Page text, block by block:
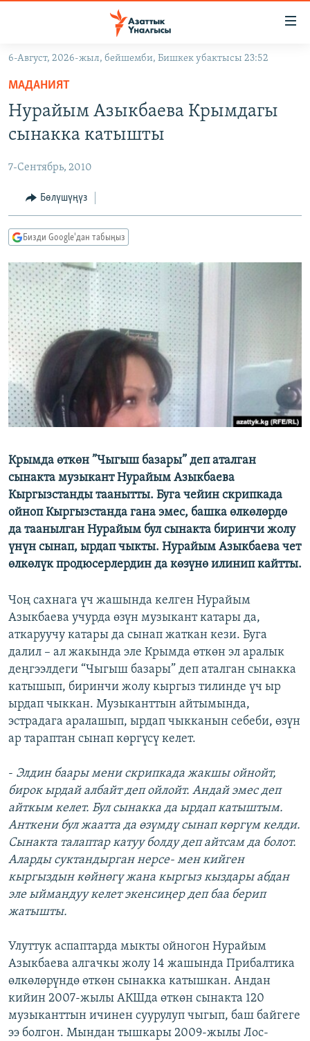
Навигацияга
өтүңүз
Издөөгө
салыңызКЫРГЫЗСТАН
ЭКОНОМИКА
МАДАНИЯТ
ДҮЙНӨ
БОРБОР АЗИЯ
АТАЙЫН ИЛИКТӨӨ
ТВ ПРОГРАММАЛАР
ЭКСПЕРТТЕР ТАЛДАЙТ
БИЗ ЖАНА ДҮЙНӨ
ДАНИСТЕ
ЭЖЕ-СИҢДИЛЕР
АЗАТТЫК+
ЫҢГАЙСЫЗ СУРООЛОР
ӨЗГӨЧӨ ПИКИР
Русский
ОНЛАЙН ШЕРИНЕ
ЭЕ/АРнун бардык сайттары
6-Август, 2026-жыл, бейшемби, Бишкек убактысы 23:52
МАДАНИЯТ
Нурайым Азыкбаева Крымдагы
сынакка катышты
7-Сентябрь, 2010
Бөлүшүңүз
Бизди Google'дан табыңыз
Крымда өткөн ”Чыгыш базары” деп аталган
сынакта музыкант Нурайым Азыкбаева
Кыргызстанды таанытты. Буга чейин скрипкада
ойноп Кыргызстанда гана эмес, башка өлкөлөрдө
да таанылган Нурайым бул сынакта биринчи жолу
үнүн сынап, ырдап чыкты. Нурайым Азыкбаева чет
өлкөлүк продюсерлердин да көзүнө илинип кайтты.
Чоң сахнага үч жашында келген Нурайым
Азыкбаева учурда өзүн музыкант катары да,
аткаруучу катары да сынап жаткан кези. Буга
далил – ал жакында эле Крымда өткөн эл аралык
деңгээлдеги “Чыгыш базары” деп аталган сынакка
катышып, биринчи жолу кыргыз тилинде үч ыр
ырдап чыккан. Музыканттын айтымында,
эстрадага аралашып, ырдап чыкканын себеби, өзүн
ар тараптан сынап көргүсү келет.
- Элдин баары мени скрипкада жакшы ойнойт,
бирок ырдай албайт деп ойлойт. Андай эмес деп
айткым келет. Бул сынакка да ырдап катыштым.
Анткени бул жаатта да өзүмдү сынап көргүм келди.
Сынакта талаптар катуу болду деп айтсам да болот.
Аларды суктандырган нерсе- мен кийген
кыргыздын көйнөгү жана кыргыз кыздары абдан
эле ыймандуу келет экенсиңер деп баа берип
жатышты.
Улуттук аспаптарда мыкты ойногон Нурайым
Азыкбаева алгачкы жолу 14 жашында Прибалтика
өлкөлөрүндө өткөн сынакка катышкан. Андан
кийин 2007-жылы АКШда өткөн сынакта 120
музыканттын ичинен суурулуп чыгып, баш байгеге
ээ болгон. Мындан тышкары 2009-жылы Лос-